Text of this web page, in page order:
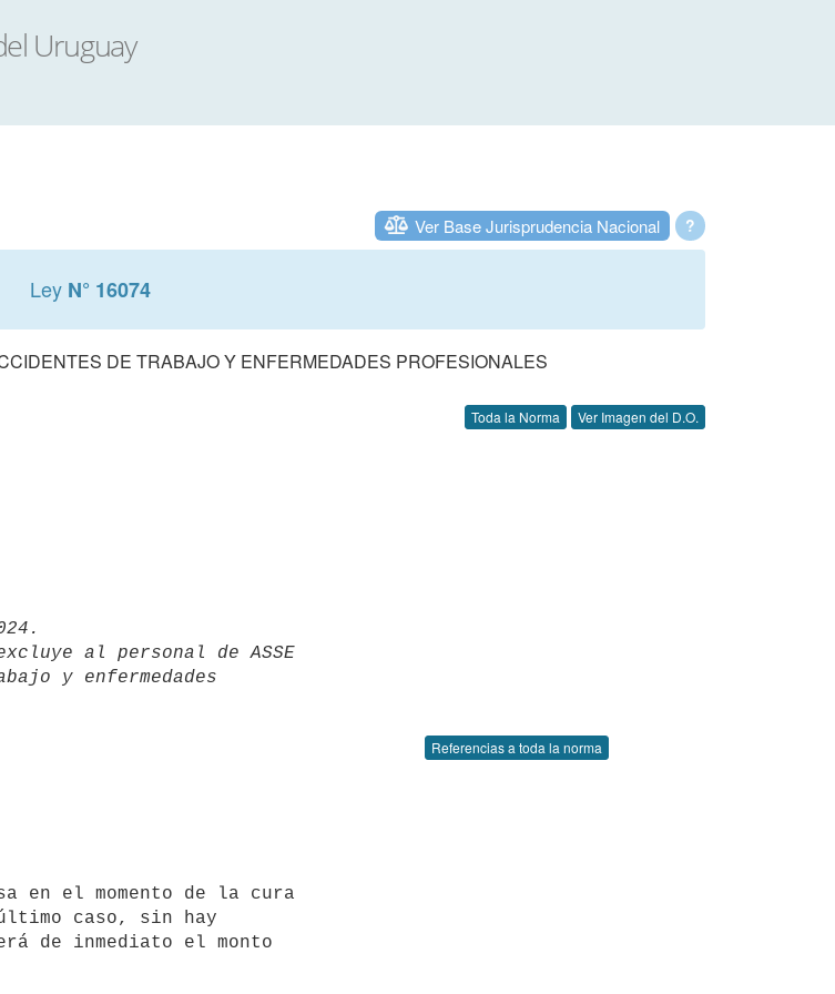
?
Ver Base Jurisprudencia Nacional
Ley N° 16074
DE TRABAJO Y ENFERMEDADES PROFESIONALES
Toda la Norma Ver Imagen del D.O.
al personal de ASSE
y enfermedades
Referencias a toda la norma
caso, sin hay
de inmediato el monto